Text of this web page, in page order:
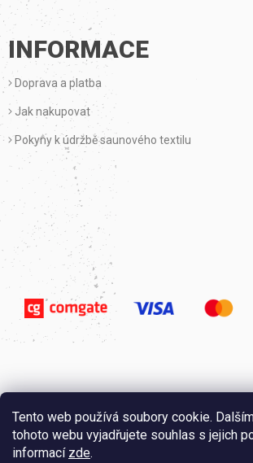
Tento web používá soubory cookie.
tohoto webu vyjadřujete souhlas s jejich
informací zde.
INFORMACE
Doprava a platba
Jak nakupovat
Pokyny k údržbě saunového textilu